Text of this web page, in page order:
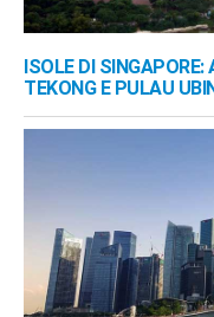
ISOLE DI
TEKONG E PULAU